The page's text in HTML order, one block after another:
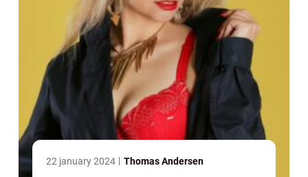
22 january 2024 Thomas Andersen